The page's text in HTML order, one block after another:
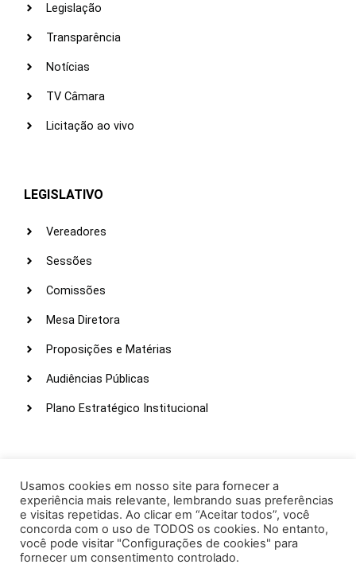
Legislação
Transparência
Notícias
TV Câmara
Licitação ao vivo
LEGISLATIVO
Vereadores
Sessões
Comissões
Mesa Diretora
Proposições e Matérias
Audiências Públicas
Plano Estratégico Institucional
Webmail
Intranet
Administração
Usamos cookies em nosso site para fornecer a
experiência mais relevante, lembrando suas preferências
e visitas repetidas. Ao clicar em “Aceitar todos”, você
concorda com o uso de TODOS os cookies. No entanto,
você pode visitar "Configurações de cookies" para
fornecer um consentimento controlado.